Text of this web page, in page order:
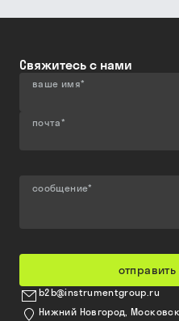
Свяжитесь с нами
ваше имя*
почта*
сообщение*
b2b@instrumentgroup.ru
Нижний Новгород,